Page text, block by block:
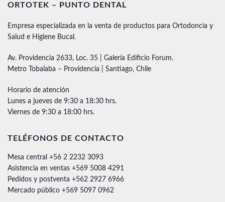
ORTOTEK – PUNTO DENTAL
Empresa especializada en la venta de productos para Ortodoncia y
Salud e Higiene Bucal.
Av. Providencia 2633, Loc. 35 | Galería Edificio Forum.
Metro Tobalaba – Providencia | Santiago, Chile
Horario de atención
Lunes a jueves de 9:30 a 18:30 hrs.
Viernes de 9:30 a 18:00 hrs.
TELÉFONOS DE CONTACTO
Mesa central +56 2 2232 3093
Asistencia en ventas +569 5008 4291
Pedidos y postventa +562 2927 6966
Mercado público +569 5097 0962